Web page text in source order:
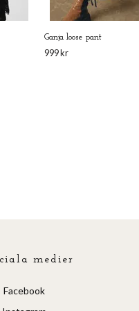
Ganja loose pant
999 kr
medier
Facebook